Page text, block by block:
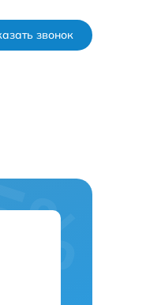
звонок